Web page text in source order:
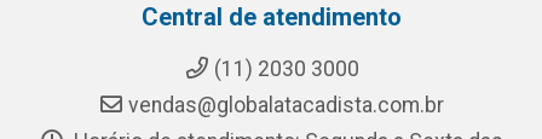
Central de atendimento
(11) 2030 3000
vendas@globalatacadista.com.br